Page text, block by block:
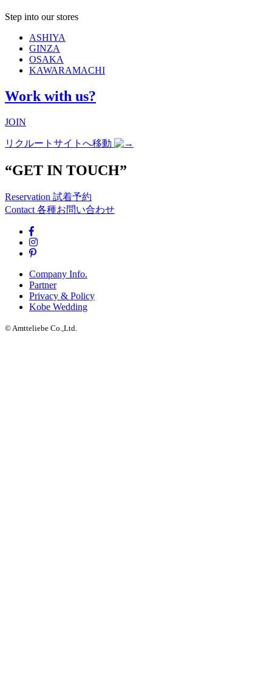
Step into our stores
ASHIYA
GINZA
OSAKA
KAWARAMACHI
Work with us?
JOIN
リクルートサイトへ移動
“GET IN TOUCH”
Reservation 試着予約
Contact 各種お問い合わせ
Company Info.
Partner
Privacy & Policy
Kobe Wedding
© Amtteliebe Co.,Ltd.